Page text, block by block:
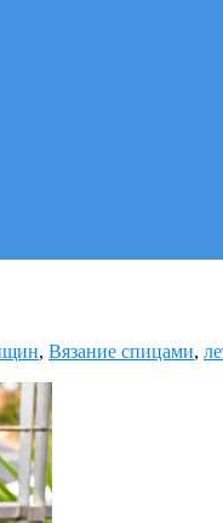
, Вязание спицами,